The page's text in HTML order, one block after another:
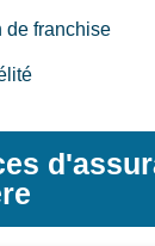
de franchise